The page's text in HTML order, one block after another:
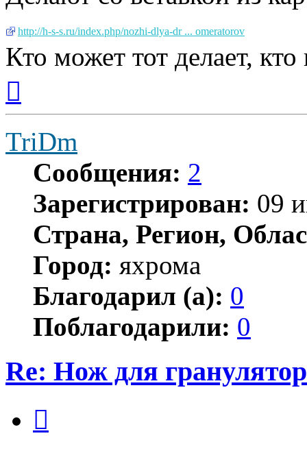
http://h-s-s.ru/index.php/nozhi-dlya-dr ... omeratorov
Кто может тот делает,
началу
TriDm
Сообщения: 2
Зарегистрирован: 09
Страна, Регион,
Город: яхрома
Благодарил (а): 0
Поблагодарили: 0
Re: Нож для